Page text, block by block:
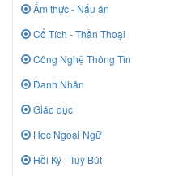
Ẩm thực - Nấu ăn
Cổ Tích - Thần Thoại
Công Nghệ Thông Tin
Danh Nhân
Giáo dục
Học Ngoại Ngữ
Hồi Ký - Tuỳ Bút